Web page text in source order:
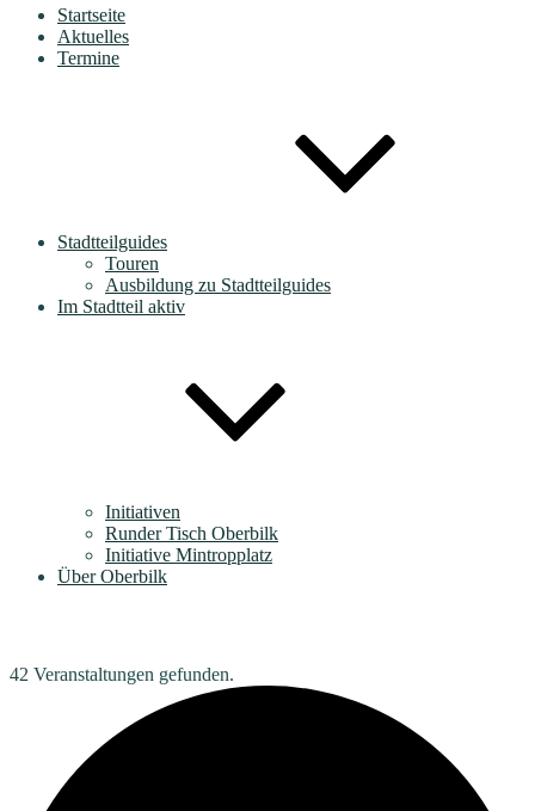
Startseite
Aktuelles
Termine
Stadtteilguides
Touren
Ausbildung zu Stadtteilguides
Im Stadtteil aktiv
Initiativen
Runder Tisch Oberbilk
Initiative Mintropplatz
Über Oberbilk
42 Veranstaltungen gefunden.